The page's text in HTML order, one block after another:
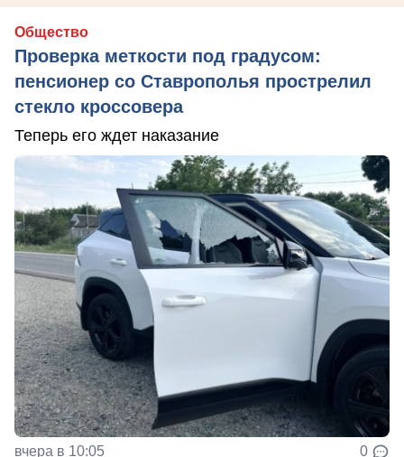
Общество
Проверка меткости под градусом:
пенсионер со Ставрополья прострелил
стекло кроссовера
Теперь его ждет наказание
вчера в 10:05 0